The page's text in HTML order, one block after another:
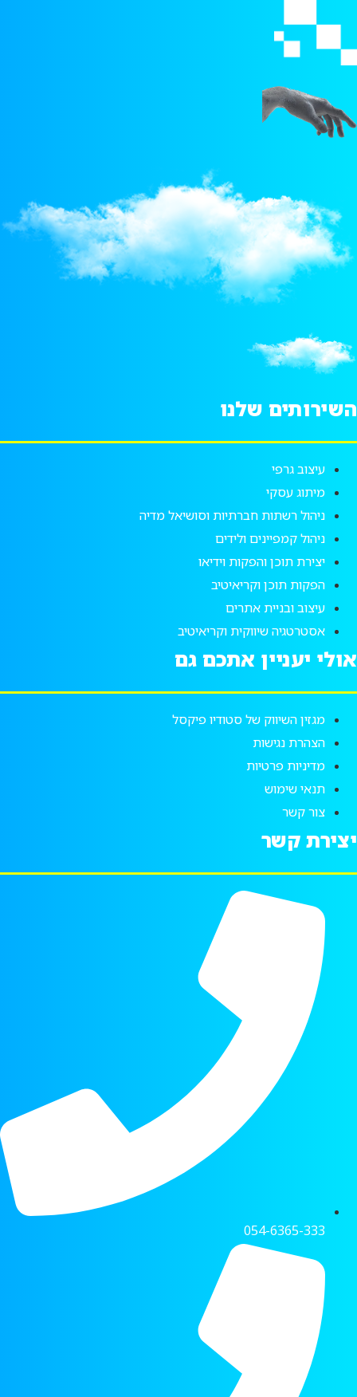
השירותים שלנו
עיצוב גרפי
מיתוג עסקי
ניהול רשתות חברתיות וסושיאל מדיה
ניהול קמפיינים ולידים
יצירת תוכן והפקות וידיאו
הפקות תוכן וקריאיטיב
עיצוב ובניית אתרים
אסטרטגיה שיווקית וקריאיטיב
אולי יעניין אתכם גם
מגזין השיווק של סטודיו פיקסל
הצהרת נגישות
מדיניות פרטיות
תנאי שימוש
צור קשר
יצירת קשר
054-6365-333